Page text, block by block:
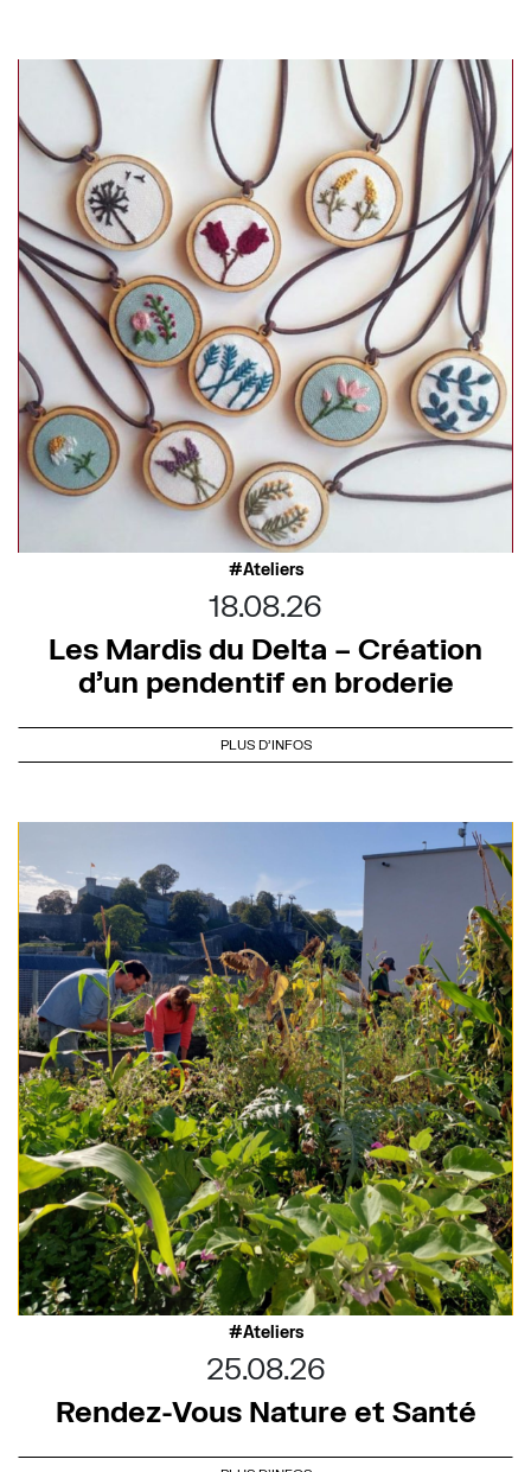
Ateliers
18.08.26
Les Mardis du Delta – Création
d’un pendentif en broderie
PLUS D'INFOS
Ateliers
25.08.26
Rendez-Vous Nature et Santé